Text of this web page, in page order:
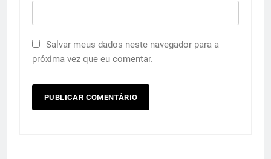
Salvar meus dados neste navegador para a
próxima vez que eu comentar.